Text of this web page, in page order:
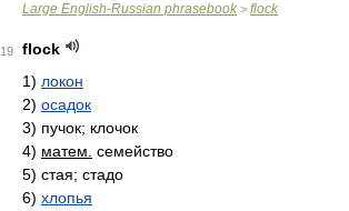
Large English-Russian phrasebook > flock
19
flock
1) локон
2) осадок
3) пучок; клочок
4) матем. семейство
5) стая; стадо
6) хлопья